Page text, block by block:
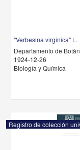
"Verbesina virginica" L.
Departamento de
1924-12-26
Biología y Química